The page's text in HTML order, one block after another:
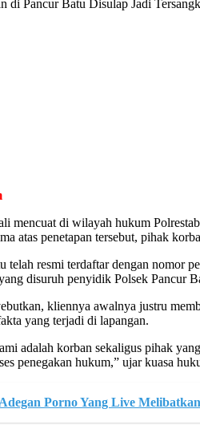
di Pancur Batu Disulap Jadi
mencuat di wilayah hukum
atas penetapan tersebut, pihak
telah resmi terdaftar dengan nomor
disuruh penyidik Polsek Pancur
kliennya awalnya justru
yang terjadi di lapangan.
adalah korban sekaligus pihak
penegakan hukum,” ujar kuasa
Porno Yang Live